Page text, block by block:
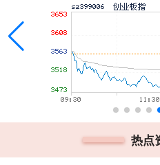
热点